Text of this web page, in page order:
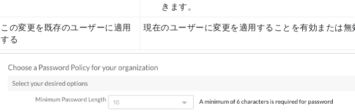
きます。
この変更を既存のユーザーに適用
する
現在のユーザーに変更を適用することを有効または無